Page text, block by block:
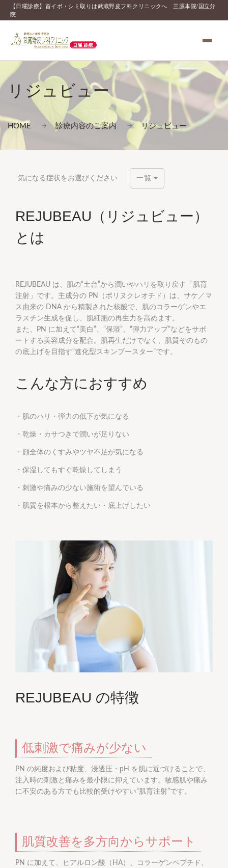
【日曜診療】首イボ・シミ取りは武蔵野皮フ科クリニックへ 三鷹本院/国立分
院
リジュビュー
HOME 診療内容のご案内 リジュビュー
気になる症状をお選びください 一覧
REJUBEAU（リジュビュー）
とは
REJUBEAU は、肌の“土台”から潤いやハリを取り戻す「肌育
注射」です。主成分の PN（ポリヌクレオチド）は、サケ／マ
ス由来の DNA から精製された核酸で、肌のコラーゲンやエ
ラスチン生成を促し、肌細胞の再生力を高めます。
また、PN に加えて“美白”、“保湿”、“弾力アップ”などをサポ
ートする美容成分を配合。肌再生だけでなく、肌質そのもの
の底上げを目指す“進化型スキンブースター”です。
こんな方におすすめ
・肌のハリ・弾力の低下が気になる
・乾燥・カサつきで潤いが足りない
・顔全体のくすみやツヤ不足が気になる
・保湿してもすぐ乾燥してしまう
・刺激や痛みの少ない施術を望んでいる
・肌質を根本から整えたい・底上げしたい
REJUBEAU の特徴
低刺激で痛みが少ない
PN の純度および粘度、浸透圧・pH を肌に近づけることで、
注入時の刺激と痛みを最小限に抑えています。敏感肌や痛み
に不安のある方でも比較的受けやすい“肌育注射”です。
肌質改善を多方向からサポート
PN に加えて、ヒアルロン酸（HA）、コラーゲンペプチド、